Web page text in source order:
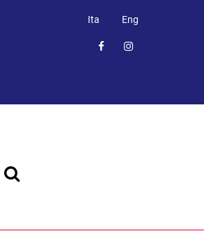
Ita Eng